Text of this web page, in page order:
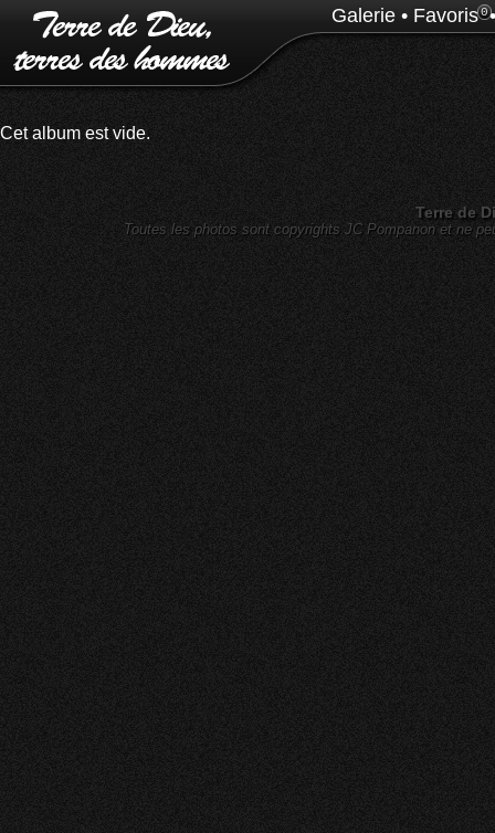
Galerie • Favoris0
Cet album est vide.
Terre de
Toutes les photos sont copyrights JC Pompanon et ne